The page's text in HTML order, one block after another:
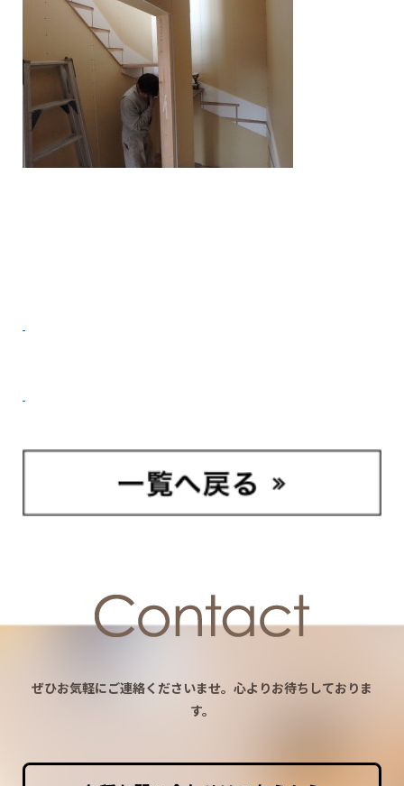
ぜひお気軽にご連絡くださいませ。心よりお待ちしておりま
す。